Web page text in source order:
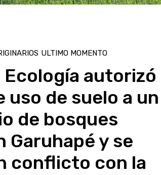
ULTIMO MOMENTO
Ecología autorizó
uso de suelo a un
de bosques
Garuhapé y se
conflicto con la